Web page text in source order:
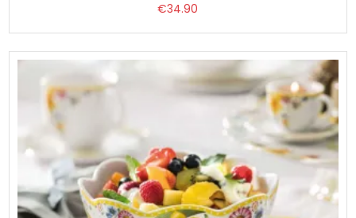
€34.90